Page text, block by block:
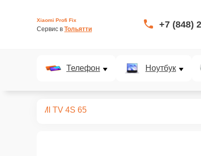
Xiaomi Profi Fix
Сервис в Тольятти +7 (848)
Телефон Ноутбук
MI TV 4S 65